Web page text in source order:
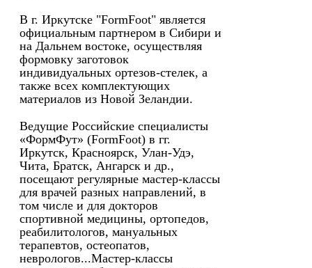
В г. Иркутске "FormFoot" является
официальным партнером в Сибири и
на Дальнем востоке, осуществляя
формовку заготовок
индивидуальных ортезов-стелек, а
также всех комплектующих
материалов из Новой Зеландии.
Ведущие Российские специалисты
«ФормФут» (FormFoot) в гг.
Иркутск, Красноярск, Улан-Удэ,
Чита, Братск, Ангарск и др.,
посещают регулярные мастер-классы
для врачей разных направлений, в
том числе и для докторов
спортивной медицины, ортопедов,
реабилитологов, мануальных
терапевтов, остеопатов,
неврологов...Мастер-классы